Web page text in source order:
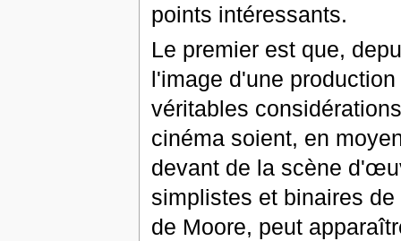
points intéressants.
Le premier est que,
l'image d'une
véritables
cinéma soient, en
devant de la scène
simplistes et binaires
de Moore, peut